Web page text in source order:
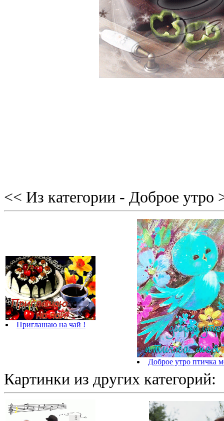
<< Из категории - Доброе утро
Приглашаю на чай !
Доброе утро птичка
Картинки из других категорий: